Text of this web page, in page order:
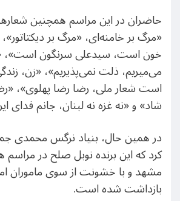
حاضران در این مراسم همچنین
«مرگ بر خامنه‌ای، «مرگ بر
خون است، سیدعلی سرنگون است»،
می‌میریم، ذلت نمی‌پذیریم»، «زن،
است شعار ملی، رضا رضا پهلوی»،
شاد» و «نه غزه نه لبنان، جانم فدای
کرد که این برنده نوبل صلح در
مشهد و با خشونت از سوی ماموران
بازداشت شده است.